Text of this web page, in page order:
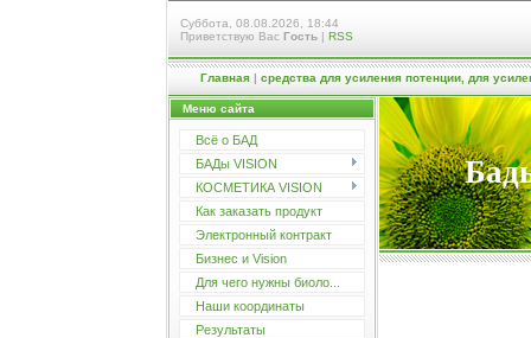
Суббота, 08.08.2026, 18:44
Приветствую Вас Гость | RSS
Главная| средства для усиления потенции, для
Меню сайта
Всё о БАД
БАДы VISION
КОСМЕТИКА VISION
Как заказать продукт
Электронный контракт
Бизнес и Vision
Для чего нужны биоло...
Наши координаты
Результаты